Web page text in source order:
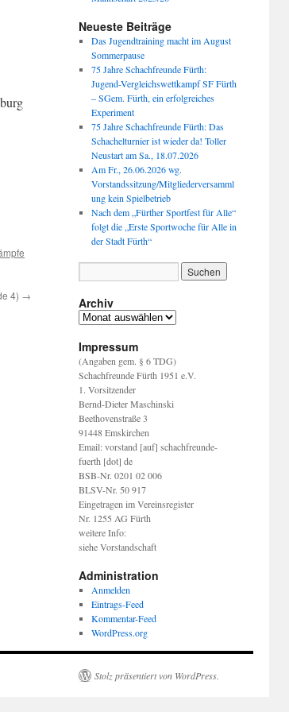
4) →
Neueste Beiträge
Das Jugendtraining macht im August
Sommerpause
75 Jahre Schachfreunde Fürth:
Jugend-Vergleichswettkampf SF Fürth
– SGem. Fürth, ein erfolgreiches
Experiment
75 Jahre Schachfreunde Fürth: Das
Schachelturnier ist wieder da! Toller
Neustart am Sa., 18.07.2026
Am Fr., 26.06.2026 wg.
Vorstandssitzung/Mitgliederversamml
ung kein Spielbetrieb
Nach dem „Fürther Sportfest für Alle“
folgt die „Erste Sportwoche für Alle in
der Stadt Fürth“
Archiv
Archiv
Impressum
(Angaben gem. § 6 TDG)
Schachfreunde Fürth 1951 e.V.
1. Vorsitzender
Bernd-Dieter Maschinski
Beethovenstraße 3
91448 Emskirchen
Email: vorstand [auf] schachfreunde-
fuerth [dot] de
BSB-Nr. 0201 02 006
BLSV-Nr. 50 917
Eingetragen im Vereinsregister
Nr. 1255 AG Fürth
weitere Info:
siehe Vorstandschaft
Administration
Anmelden
Eintrags-Feed
Kommentar-Feed
WordPress.org
Stolz präsentiert von WordPress.